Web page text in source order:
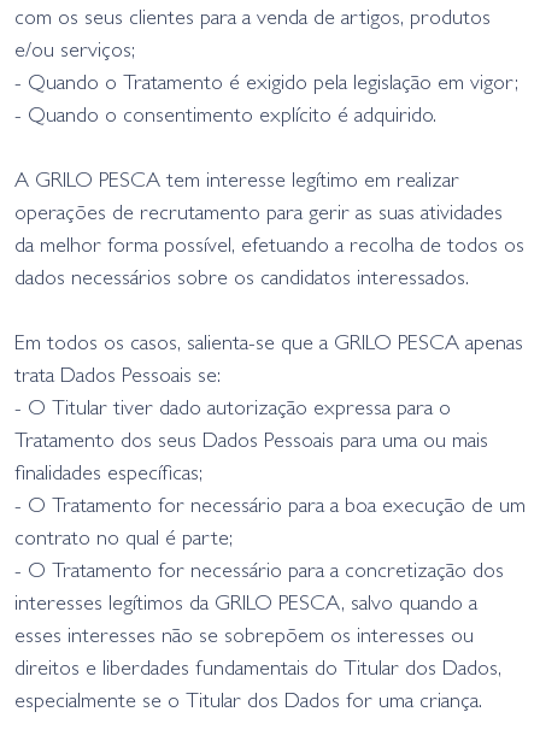
com os seus clientes para a venda de artigos, produtos
e/ou serviços;
- Quando o Tratamento é exigido pela legislação em vigor;
- Quando o consentimento explícito é adquirido.
A GRILO PESCA tem interesse legítimo em realizar
operações de recrutamento para gerir as suas atividades
da melhor forma possível, efetuando a recolha de todos os
dados necessários sobre os candidatos interessados.
Em todos os casos, salienta-se que a GRILO PESCA apenas
trata Dados Pessoais se:
- O Titular tiver dado autorização expressa para o
Tratamento dos seus Dados Pessoais para uma ou mais
finalidades específicas;
- O Tratamento for necessário para a boa execução de um
contrato no qual é parte;
- O Tratamento for necessário para a concretização dos
interesses legítimos da GRILO PESCA, salvo quando a
esses interesses não se sobrepõem os interesses ou
direitos e liberdades fundamentais do Titular dos Dados,
especialmente se o Titular dos Dados for uma criança.